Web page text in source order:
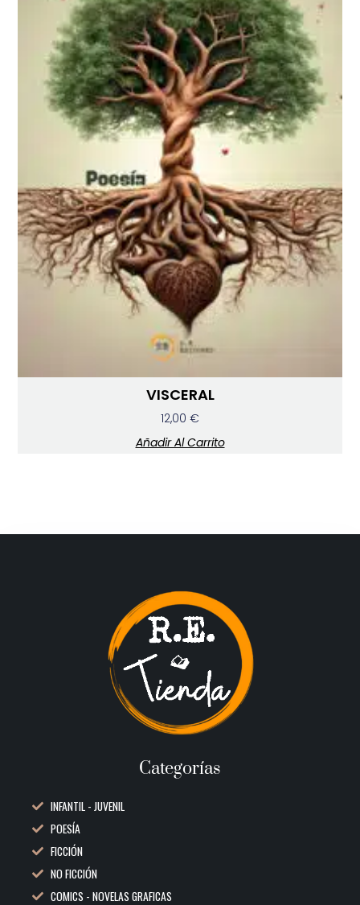
VISCERAL
12,00 €
Añadir Al Carrito
Categorías
INFANTIL - JUVENIL
POESÍA
FICCIÓN
NO FICCIÓN
COMICS - NOVELAS GRAFICAS